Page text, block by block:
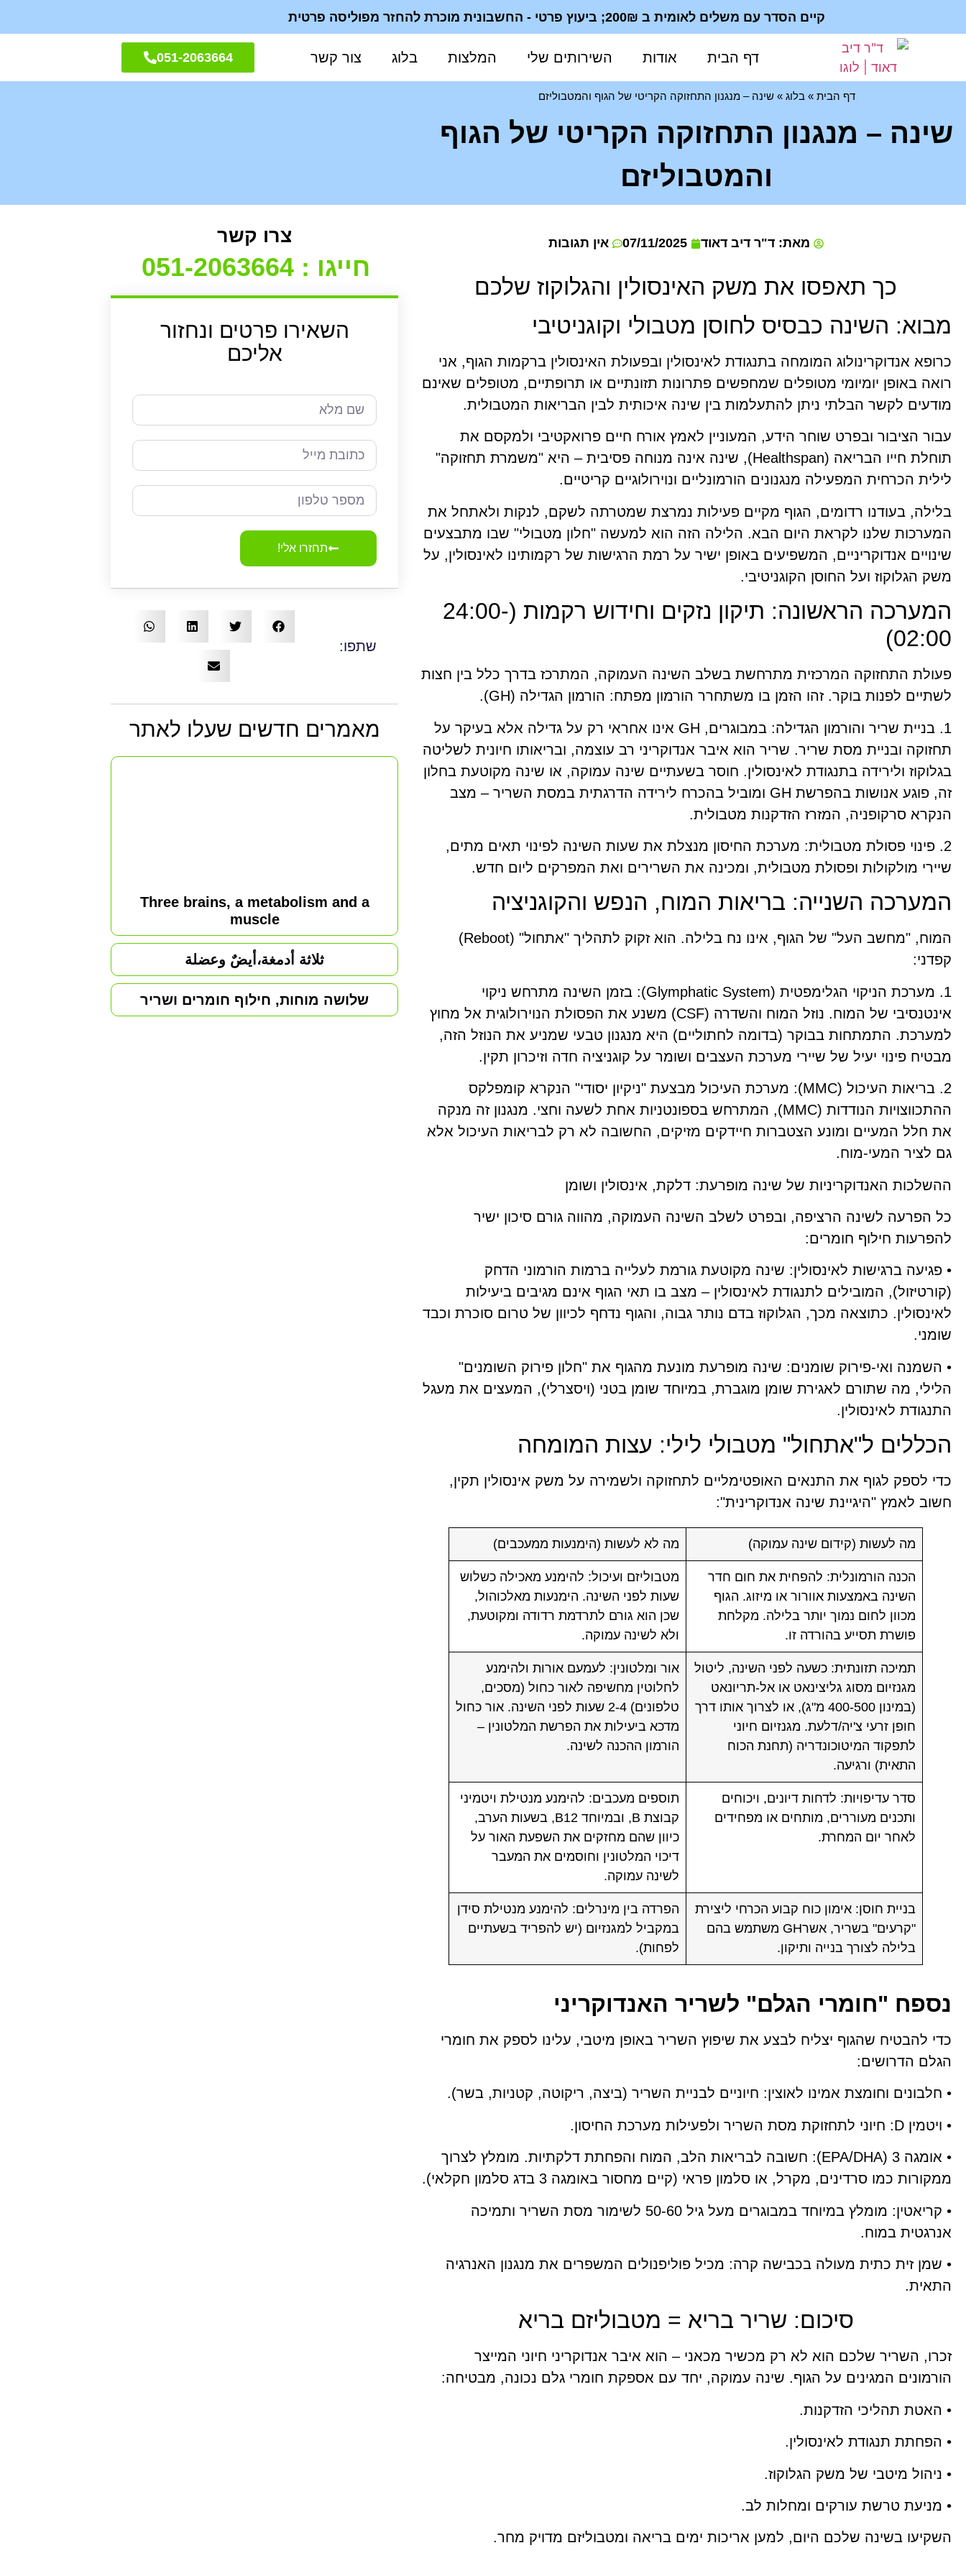
קיים הסדר עם משלים לאומית ב 200₪; ביעוץ פרטי - החשבונית מוכרת להחזר מפוליסה פרטית
דף הבית אודות השירותים שלי המלצות בלוג צור קשר 051-2063664
דף הבית »בלוג »שינה – מנגנון התחזוקה הקריטי של הגוף והמטבוליזם
שינה – מנגנון התחזוקה הקריטי של הגוף
והמטבוליזם
מאת: ד"ר דיב דאוד 07/11/2025 אין תגובות
כך תאפסו את משק האינסולין והגלוקוז שלכם
מבוא: השינה כבסיס לחוסן מטבולי וקוגניטיבי
כרופא אנדוקרינולוג המומחה בתנגודת לאינסולין ובפעולת האינסולין ברקמות הגוף, אני
רואה באופן יומיומי מטופלים שמחפשים פתרונות תזונתיים או תרופתיים, מטופלים שאינם
מודעים לקשר הבלתי ניתן להתעלמות בין שינה איכותית לבין הבריאות המטבולית.
עבור הציבור ובפרט שוחר הידע, המעוניין לאמץ אורח חיים פרואקטיבי ולמקסם את
תוחלת חייו הבריאה (Healthspan), שינה אינה מנוחה פסיבית – היא "משמרת תחזוקה"
לילית הכרחית המפעילה מנגנונים הורמונליים ונוירולוגיים קריטיים.
בלילה, בעודנו רדומים, הגוף מקיים פעילות נמרצת שמטרתה לשקם, לנקות ולאתחל את
המערכות שלנו לקראת היום הבא. הלילה הזה הוא למעשה "חלון מטבולי" שבו מתבצעים
שינויים אנדוקריניים, המשפיעים באופן ישיר על רמת הרגישות של רקמותינו לאינסולין, על
משק הגלוקוז ועל החוסן הקוגניטיבי.
המערכה הראשונה: תיקון נזקים וחידוש רקמות (24:00-
02:00)
פעולת התחזוקה המרכזית מתרחשת בשלב השינה העמוקה, המתרכז בדרך כלל בין חצות
לשתיים לפנות בוקר. זהו הזמן בו משתחרר הורמון מפתח: הורמון הגדילה (GH).
1. בניית שריר והורמון הגדילה: במבוגרים, GH אינו אחראי רק על גדילה אלא בעיקר על
תחזוקה ובניית מסת שריר. שריר הוא איבר אנדוקריני רב עוצמה, ובריאותו חיונית לשליטה
בגלוקוז ולירידה בתנגודת לאינסולין. חוסר בשעתיים שינה עמוקה, או שינה מקוטעת בחלון
זה, פוגע אנושות בהפרשת GH ומוביל בהכרח לירידה הדרגתית במסת השריר – מצב
הנקרא סרקופניה, המזרז הזדקנות מטבולית.
2. פינוי פסולת מטבולית: מערכת החיסון מנצלת את שעות השינה לפינוי תאים מתים,
שיירי מולקולות ופסולת מטבולית, ומכינה את השרירים ואת המפרקים ליום חדש.
המערכה השנייה: בריאות המוח, הנפש והקוגניציה
המוח, "מחשב העל" של הגוף, אינו נח בלילה. הוא זקוק לתהליך "אתחול" (Reboot)
קפדני:
1. מערכת הניקוי הגלימפטית (Glymphatic System): בזמן השינה מתרחש ניקוי
אינטנסיבי של המוח. נוזל המוח והשדרה (CSF) משנע את הפסולת הנוירולוגית אל מחוץ
למערכת. התמתחות בבוקר (בדומה לחתוליים) היא מנגנון טבעי שמניע את הנוזל הזה,
מבטיח פינוי יעיל של שיירי מערכת העצבים ושומר על קוגניציה חדה וזיכרון תקין.
2. בריאות העיכול (MMC): מערכת העיכול מבצעת "ניקיון יסודי" הנקרא קומפלקס
ההתכווצויות הנודדות (MMC), המתרחש בספונטניות אחת לשעה וחצי. מנגנון זה מנקה
את חלל המעיים ומונע הצטברות חיידקים מזיקים, החשובה לא רק לבריאות העיכול אלא
גם לציר המעי-מוח.
ההשלכות האנדוקריניות של שינה מופרעת: דלקת, אינסולין ושומן
כל הפרעה לשינה הרציפה, ובפרט לשלב השינה העמוקה, מהווה גורם סיכון ישיר
להפרעות חילוף חומרים:
• פגיעה ברגישות לאינסולין: שינה מקוטעת גורמת לעלייה ברמות הורמוני הדחק
(קורטיזול), המובילים לתנגודת לאינסולין – מצב בו תאי הגוף אינם מגיבים ביעילות
לאינסולין. כתוצאה מכך, הגלוקוז בדם נותר גבוה, והגוף נדחף לכיוון של טרום סוכרת וכבד
שומני.
• השמנה ואי-פירוק שומנים: שינה מופרעת מונעת מהגוף את "חלון פירוק השומנים"
הלילי, מה שתורם לאגירת שומן מוגברת, במיוחד שומן בטני (ויסצרלי), המעצים את מעגל
התנגודת לאינסולין.
הכללים ל"אתחול" מטבולי לילי: עצות המומחה
כדי לספק לגוף את התנאים האופטימליים לתחזוקה ולשמירה על משק אינסולין תקין,
חשוב לאמץ "היגיינת שינה אנדוקרינית":
מה לעשות (קידום שינה עמוקה) מה לא לעשות (הימנעות ממעכבים)
הכנה הורמונלית: להפחית את חום חדר
השינה באמצעות אוורור או מיזוג. הגוף
מכוון לחום נמוך יותר בלילה. מקלחת
פושרת תסייע בהורדה זו.
מטבוליזם ועיכול: להימנע מאכילה כשלוש
שעות לפני השינה. הימנעות מאלכוהול,
שכן הוא גורם לתרדמת רדודה ומקוטעת,
ולא לשינה עמוקה.
תמיכה תזונתית: כשעה לפני השינה, ליטול
מגנזיום מסוג גליצינאט או אל-תריונאט
(במינון 400-500 מ"ג), או לצרוך אותו דרך
חופן זרעי צ'יה/דלעת. מגנזיום חיוני
לתפקוד המיטוכונדריה (תחנת הכוח
התאית) ורגיעה.
אור ומלטונין: לעמעם אורות ולהימנע
לחלוטין מחשיפה לאור כחול (מסכים,
טלפונים) 2-4 שעות לפני השינה. אור כחול
מדכא ביעילות את הפרשת המלטונין –
הורמון ההכנה לשינה.
סדר עדיפויות: לדחות דיונים, ויכוחים
ותכנים מעוררים, מותחים או מפחידים
לאחר יום המחרת.
תוספים מעכבים: להימנע מנטילת ויטמיני
קבוצת B, ובמיוחד B12, בשעות הערב,
כיוון שהם מחזקים את השפעת האור על
דיכוי המלטונין וחוסמים את המעבר
לשינה עמוקה.
בניית חוסן: אימון כוח קבוע הכרחי ליצירת
"קרעים" בשריר, אשרGH משתמש בהם
בלילה לצורך בנייה ותיקון.
הפרדה בין מינרלים: להימנע מנטילת סידן
במקביל למגנזיום (יש להפריד בשעתיים
לפחות).
נספח "חומרי הגלם" לשריר האנדוקריני
כדי להבטיח שהגוף יצליח לבצע את שיפוץ השריר באופן מיטבי, עלינו לספק את חומרי
הגלם הדרושים:
• חלבונים וחומצת אמינו לאוצין: חיוניים לבניית השריר (ביצה, ריקוטה, קטניות, בשר).
• ויטמין D: חיוני לתחזוקת מסת השריר ולפעילות מערכת החיסון.
• אומגה 3 (EPA/DHA): חשובה לבריאות הלב, המוח והפחתת דלקתיות. מומלץ לצרוך
ממקורות כמו סרדינים, מקרל, או סלמון פראי (קיים מחסור באומגה 3 בדג סלמון חקלאי).
• קריאטין: מומלץ במיוחד במבוגרים מעל גיל 50-60 לשימור מסת השריר ותמיכה
אנרגטית במוח.
• שמן זית כתית מעולה בכבישה קרה: מכיל פוליפנולים המשפרים את מנגנון האנרגיה
התאית.
סיכום: שריר בריא = מטבוליזם בריא
זכרו, השריר שלכם הוא לא רק מכשיר מכאני – הוא איבר אנדוקריני חיוני המייצר
הורמונים המגינים על הגוף. שינה עמוקה, יחד עם אספקת חומרי גלם נכונה, מבטיחה:
• האטת תהליכי הזדקנות.
• הפחתת תנגודת לאינסולין.
• ניהול מיטבי של משק הגלוקוז.
• מניעת טרשת עורקים ומחלות לב.
השקיעו בשינה שלכם היום, למען אריכות ימים בריאה ומטבוליזם מדויק מחר.
צרו קשר
חייגו : 051-2063664
השאירו פרטים ונחזור
אליכם
תחזרו אלי!
שתפו:
מאמרים חדשים שעלו לאתר
Three brains, a metabolism and a
muscle
ثلاثة أدمغة،أيضٌ وعضلة
שלושה מוחות, חילוף חומרים ושריר